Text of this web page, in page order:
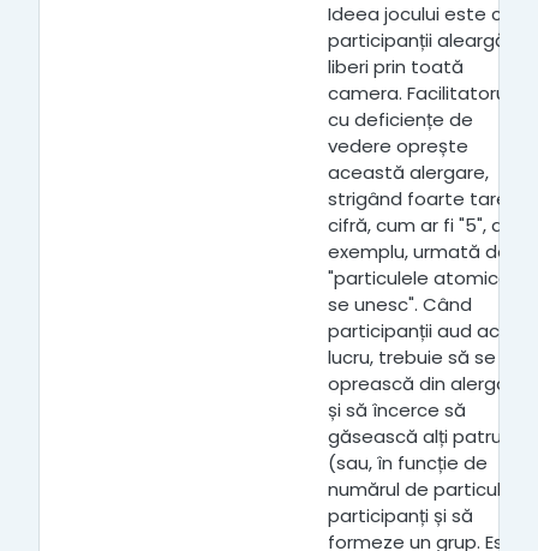
Ideea jocului este că
participanții aleargă
liberi prin toată
camera. Facilitatorul
cu deficiențe de
vedere oprește
această alergare,
strigând foarte tare o
cifră, cum ar fi "5", de
exemplu, urmată de
"particulele atomice
se unesc". Când
participanții aud acest
lucru, trebuie să se
oprească din alergat
și să încerce să
găsească alți patru
(sau, în funcție de
numărul de particule)
participanți și să
formeze un grup. Este